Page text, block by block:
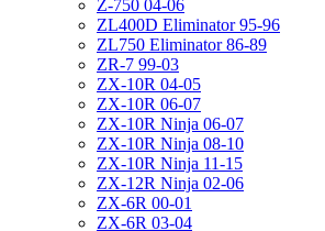
Z-750 04-06
ZL400D Eliminator 95-96
ZL750 Eliminator 86-89
ZR-7 99-03
ZX-10R 04-05
ZX-10R 06-07
ZX-10R Ninja 06-07
ZX-10R Ninja 08-10
ZX-10R Ninja 11-15
ZX-12R Ninja 02-06
ZX-6R 00-01
ZX-6R 03-04